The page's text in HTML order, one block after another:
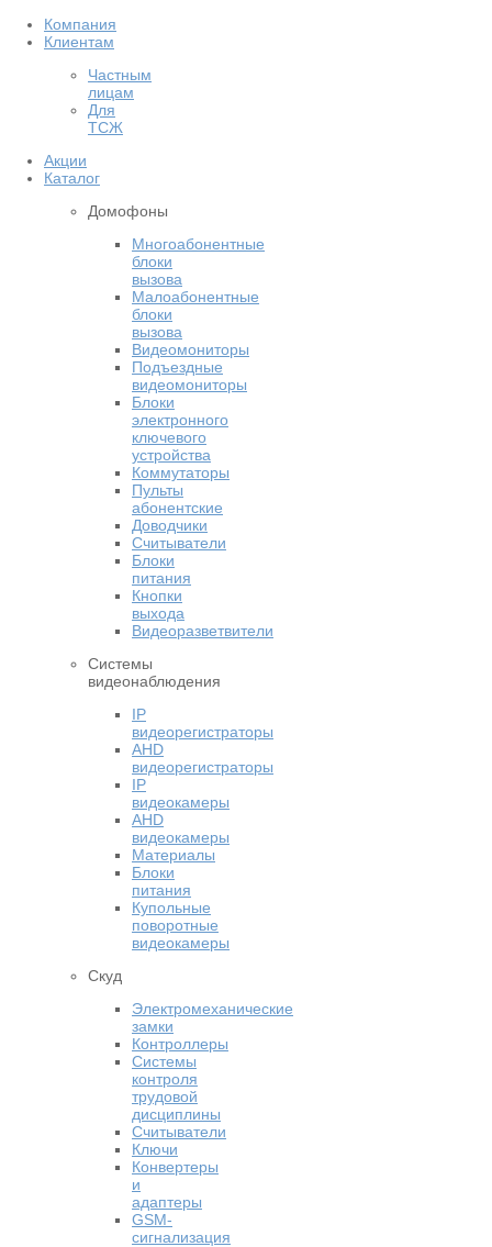
Компания
Клиентам
Частным
лицам
Для
ТСЖ
Акции
Каталог
Домофоны
Многоабонентные
блоки
вызова
Малоабонентные
блоки
вызова
Видеомониторы
Подъездные
видеомониторы
Блоки
электронного
ключевого
устройства
Коммутаторы
Пульты
абонентские
Доводчики
Считыватели
Блоки
питания
Кнопки
выхода
Видеоразветвители
Системы
видеонаблюдения
IP
видеорегистраторы
AHD
видеорегистраторы
IP
видеокамеры
AHD
видеокамеры
Материалы
Блоки
питания
Купольные
поворотные
видеокамеры
Скуд
Электромеханические
замки
Контроллеры
Системы
контроля
трудовой
дисциплины
Считыватели
Ключи
Конвертеры
и
адаптеры
GSM-
сигнализация